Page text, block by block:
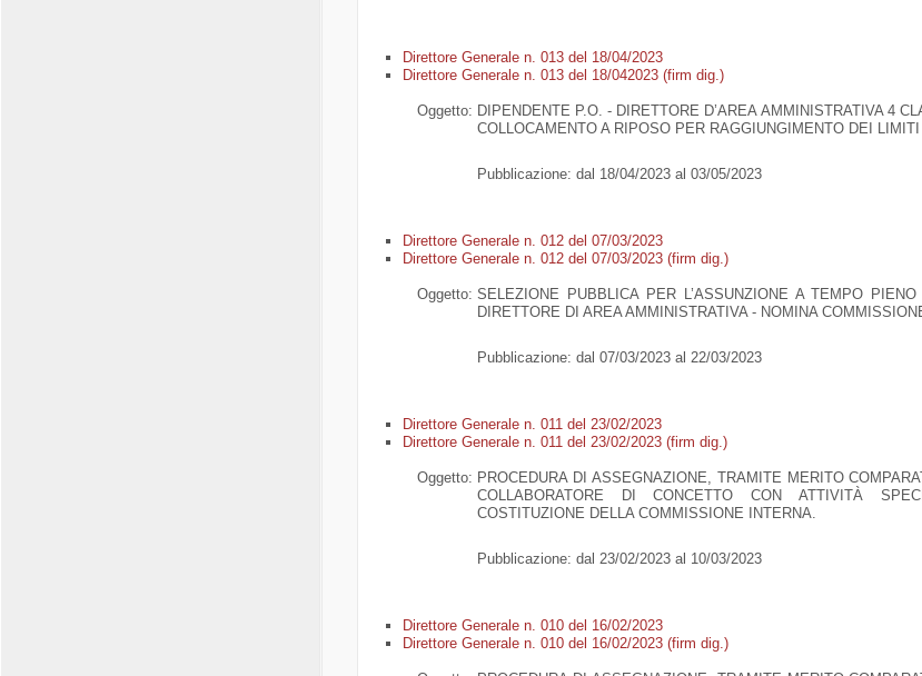
Direttore Generale n. 013 del 18/04/2023
Direttore Generale n. 013 del 18/042023 (firm dig.)
Oggetto: DIPENDENTE P.O. - DIRETTORE D’AREA AMMINISTRATIVA 4
COLLOCAMENTO A RIPOSO PER RAGGIUNGIMENTO DEI LIMITI
Pubblicazione: dal 18/04/2023 al 03/05/2023
Direttore Generale n. 012 del 07/03/2023
Direttore Generale n. 012 del 07/03/2023 (firm dig.)
Oggetto: SELEZIONE PUBBLICA PER L’ASSUNZIONE A TEMPO
DIRETTORE DI AREA AMMINISTRATIVA - NOMINA
Pubblicazione: dal 07/03/2023 al 22/03/2023
Direttore Generale n. 011 del 23/02/2023
Direttore Generale n. 011 del 23/02/2023 (firm dig.)
Oggetto: PROCEDURA DI ASSEGNAZIONE, TRAMITE MERITO
COLLABORATORE DI CONCETTO CON ATTIVITÀ
COSTITUZIONE DELLA COMMISSIONE INTERNA.
Pubblicazione: dal 23/02/2023 al 10/03/2023
Direttore Generale n. 010 del 16/02/2023
Direttore Generale n. 010 del 16/02/2023 (firm dig.)